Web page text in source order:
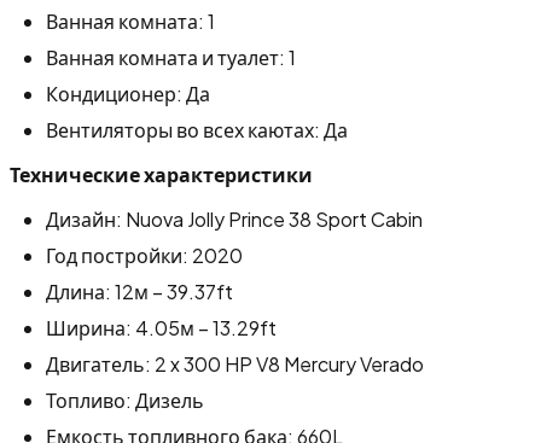
Ванная комната: 1
Ванная комната и туалет: 1
Кондиционер: Да
Вентиляторы во всех каютах: Да
Технические характеристики
Дизайн: Nuova Jolly Prince 38 Sport Cabin
Год постройки: 2020
Длина: 12м – 39.37ft
Ширина: 4.05м – 13.29ft
Двигатель: 2 x 300 HP V8 Mercury Verado
Топливо: Дизель
Емкость топливного бака: 660L